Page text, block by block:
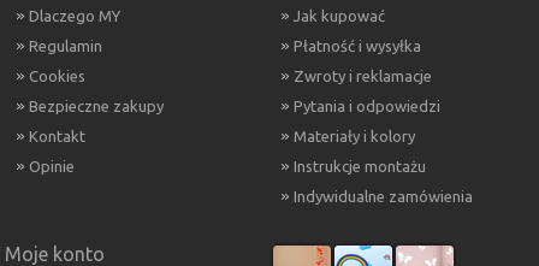
Dlaczego MY
Regulamin
Cookies
Bezpieczne zakupy
Kontakt
Opinie
Jak kupować
Płatność i wysyłka
Zwroty i reklamacje
Pytania i odpowiedzi
Materiały i kolory
Instrukcje montażu
Indywidualne zamówienia
Moje konto